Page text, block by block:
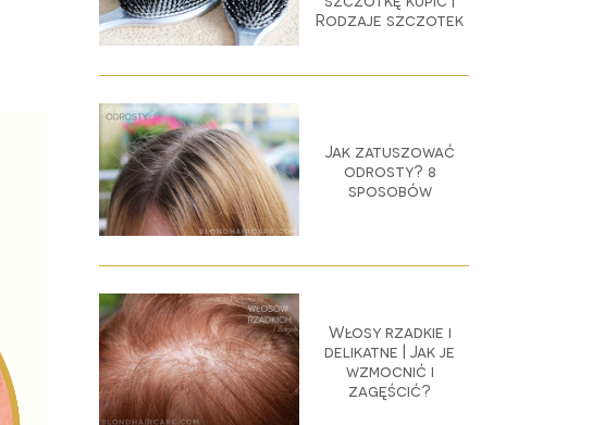
Rodzaje szczotek
Jak zatuszować
odrosty? 8
sposobów
Włosy rzadkie i
delikatne | Jak je
wzmocnić i
zagęścić?